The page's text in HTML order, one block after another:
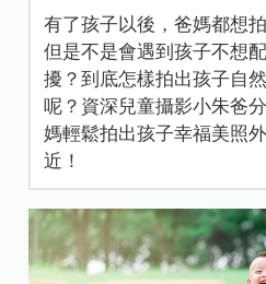
有了孩子以後，爸媽都想
但是不是會遇到孩子不想
擾？到底怎樣拍出孩子自
呢？資深兒童攝影小朱爸
媽輕鬆拍出孩子幸福美照
近！